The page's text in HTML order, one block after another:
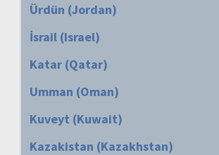
Ürdün (Jordan)
İsrail (Israel)
Katar (Qatar)
Umman (Oman)
Kuveyt (Kuwait)
Kazakistan (Kazakhstan)